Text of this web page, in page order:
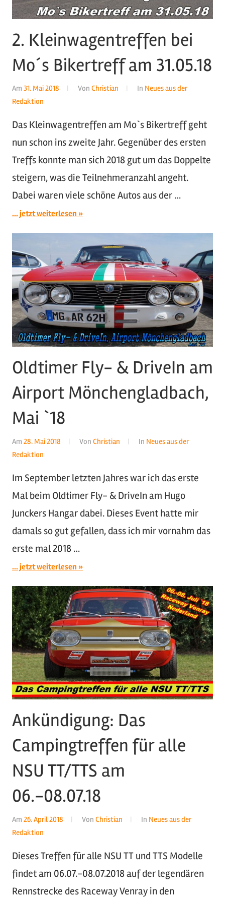
2. Kleinwagentreffen bei
Mo´s Bikertreff am 31.05.18
Am 31. Mai 2018 Von Christian In Neues aus der
Redaktion
Das Kleinwagentreffen am Mo`s Bikertreff geht
nun schon ins zweite Jahr. Gegenüber des ersten
Treffs konnte man sich 2018 gut um das Doppelte
steigern, was die Teilnehmeranzahl angeht.
Dabei waren viele schöne Autos aus der …
... jetzt weiterlesen
Oldtimer Fly- & DriveIn am
Airport Mönchengladbach,
Mai `18
Am 28. Mai 2018 Von Christian In Neues aus der
Redaktion
Im September letzten Jahres war ich das erste
Mal beim Oldtimer Fly- & DriveIn am Hugo
Junckers Hangar dabei. Dieses Event hatte mir
damals so gut gefallen, dass ich mir vornahm das
erste mal 2018 …
... jetzt weiterlesen
Ankündigung: Das
Campingtreffen für alle
NSU TT/TTS am
06.-08.07.18
Am 26. April 2018 Von Christian In Neues aus der
Redaktion
Dieses Treffen für alle NSU TT und TTS Modelle
findet am 06.07.-08.07.2018 auf der legendären
Rennstrecke des Raceway Venray in den